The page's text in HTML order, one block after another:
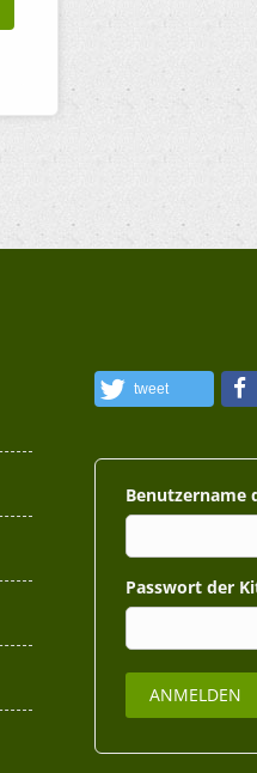
tweet
Benutzername
Passwort